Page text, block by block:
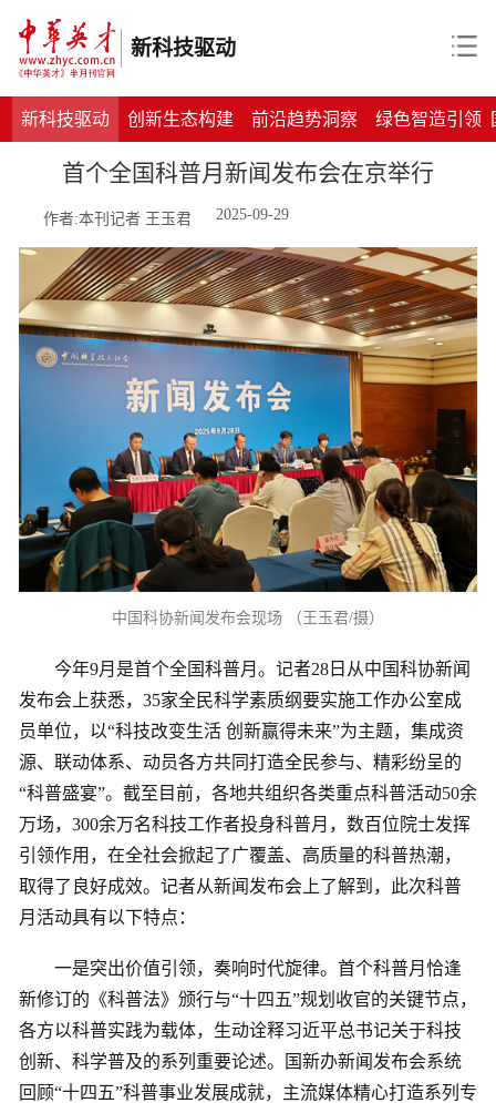
新科技驱动
新科技驱动 创新生态构建 前沿趋势洞察 绿色智造引领
首个全国科普月新闻发布会在京举行
作者:本刊记者 王玉君 2025-09-29
中国科协新闻发布会现场 （王玉君/摄）
今年9月是首个全国科普月。记者28日从中国科协新闻
发布会上获悉，35家全民科学素质纲要实施工作办公室成
员单位，以“科技改变生活 创新赢得未来”为主题，集成资
源、联动体系、动员各方共同打造全民参与、精彩纷呈的
“科普盛宴”。截至目前，各地共组织各类重点科普活动50余
万场，300余万名科技工作者投身科普月，数百位院士发挥
引领作用，在全社会掀起了广覆盖、高质量的科普热潮，
取得了良好成效。记者从新闻发布会上了解到，此次科普
月活动具有以下特点：
一是突出价值引领，奏响时代旋律。首个科普月恰逢
新修订的《科普法》颁行与“十四五”规划收官的关键节点，
各方以科普实践为载体，生动诠释习近平总书记关于科技
创新、科学普及的系列重要论述。国新办新闻发布会系统
回顾“十四五”科普事业发展成就，主流媒体精心打造系列专